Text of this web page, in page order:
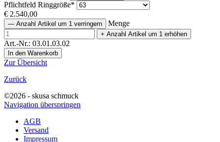
Pflichtfeld Ringgröße*
€ 2.540,00
— Anzahl Artikel um 1 verringern Menge
+ Anzahl Artikel um 1 erhöhen
Art.-Nr.: 03.01.03.02
Zur Übersicht
Zurück
©2026 - skusa schmuck
Navigation überspringen
AGB
Versand
Impressum